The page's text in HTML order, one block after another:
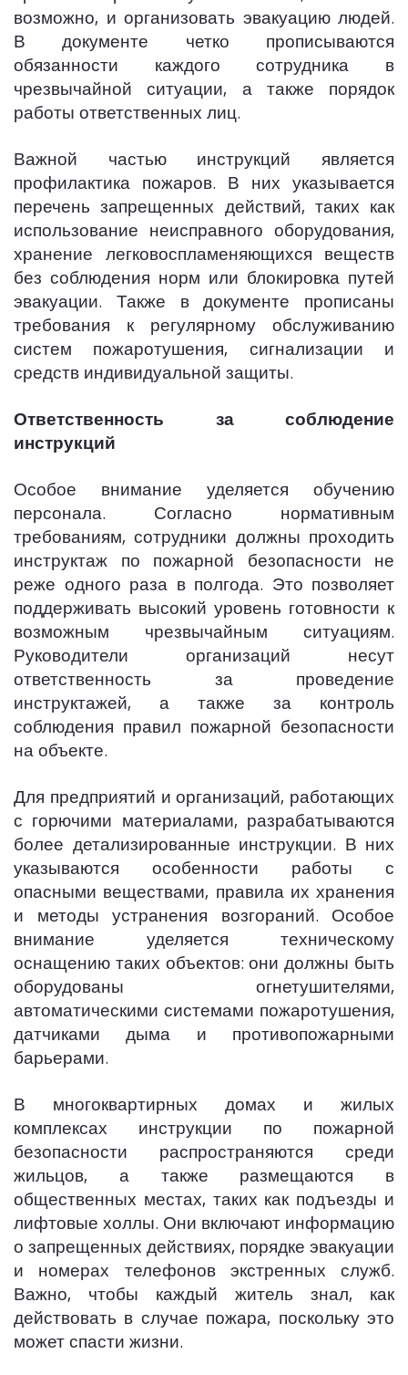
возможно, и организовать эвакуацию людей.
В документе четко прописываются
обязанности каждого сотрудника в
чрезвычайной ситуации, а также порядок
работы ответственных лиц.
Важной частью инструкций является
профилактика пожаров. В них указывается
перечень запрещенных действий, таких как
использование неисправного оборудования,
хранение легковоспламеняющихся веществ
без соблюдения норм или блокировка путей
эвакуации. Также в документе прописаны
требования к регулярному обслуживанию
систем пожаротушения, сигнализации и
средств индивидуальной защиты.
Ответственность за соблюдение
инструкций
Особое внимание уделяется обучению
персонала. Согласно нормативным
требованиям, сотрудники должны проходить
инструктаж по пожарной безопасности не
реже одного раза в полгода. Это позволяет
поддерживать высокий уровень готовности к
возможным чрезвычайным ситуациям.
Руководители организаций несут
ответственность за проведение
инструктажей, а также за контроль
соблюдения правил пожарной безопасности
на объекте.
Для предприятий и организаций, работающих
с горючими материалами, разрабатываются
более детализированные инструкции. В них
указываются особенности работы с
опасными веществами, правила их хранения
и методы устранения возгораний. Особое
внимание уделяется техническому
оснащению таких объектов: они должны быть
оборудованы огнетушителями,
автоматическими системами пожаротушения,
датчиками дыма и противопожарными
барьерами.
В многоквартирных домах и жилых
комплексах инструкции по пожарной
безопасности распространяются среди
жильцов, а также размещаются в
общественных местах, таких как подъезды и
лифтовые холлы. Они включают информацию
о запрещенных действиях, порядке эвакуации
и номерах телефонов экстренных служб.
Важно, чтобы каждый житель знал, как
действовать в случае пожара, поскольку это
может спасти жизни.